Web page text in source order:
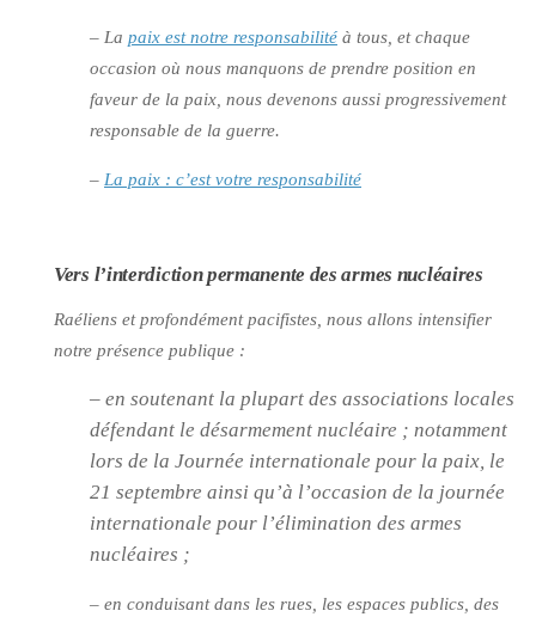
– La paix est notre responsabilité à tous, et chaque
occasion où nous manquons de prendre position en
faveur de la paix, nous devenons aussi progressivement
responsable de la guerre.
– La paix : c’est votre responsabilité
Vers l’interdiction permanente des armes nucléaires
Raéliens et profondément pacifistes, nous allons intensifier
notre présence publique :
– en soutenant la plupart des associations locales
défendant le désarmement nucléaire ; notamment
lors de la Journée internationale pour la paix, le
21 septembre ainsi qu’à l’occasion de la journée
internationale pour l’élimination des armes
nucléaires ;
– en conduisant dans les rues, les espaces publics, des